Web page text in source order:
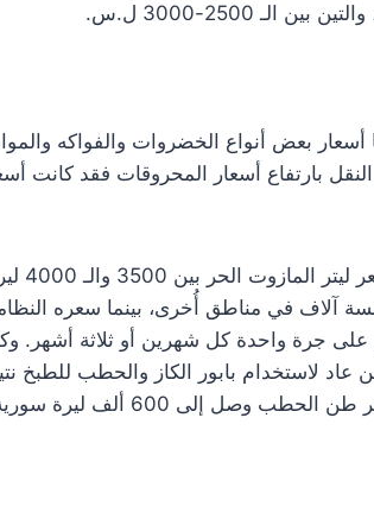
أسعار بعض أنواع الخضروات والفواكه
بارتفاع أسعار المحروقات فقد كانت
وصل
جرة واحدة كل شهرين أو ثلاثة أشهر.
عاد لاستخدام بابور الكاز والحطب للطبخ
إلى 600 ألف ليرة سورية.